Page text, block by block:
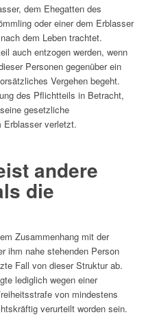
dem Ehegatten des
oder einer dem Erblasser
dem Leben trachtet.
auch entzogen werden, wenn
Personen gegenüber ein
Vergehen begeht.
des Pflichtteils in Betracht,
gesetzliche
Erblasser verletzt.
andere
die
Zusammenhang mit der
ihm nahe stehenden Person
Fall von dieser Struktur ab.
lediglich wegen einer
von mindestens
verurteilt worden sein.